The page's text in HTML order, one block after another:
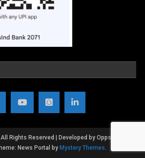
Rights Reserved | Developed by OppsWeb
News Portal by Mystery Themes.